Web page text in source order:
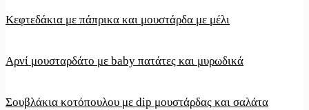
Κεφτεδάκια με πάπρικα και μουστάρδα με μέλι
Αρνί μουσταρδάτο με baby πατάτες και μυρωδικά
Σουβλάκια κοτόπουλου με dip μουστάρδας και σαλάτα